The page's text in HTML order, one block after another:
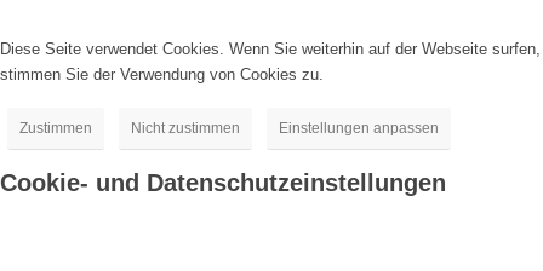
Diese Seite verwendet Cookies. Wenn Sie weiterhin auf der Webseite surfen,
stimmen Sie der Verwendung von Cookies zu.
Zustimmen Nicht zustimmen Einstellungen anpassen
Cookie- und Datenschutzeinstellungen